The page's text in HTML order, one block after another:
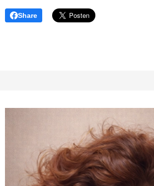
Share